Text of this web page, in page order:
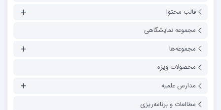
قالب محتوا
مجموعه نمایشگاهی
مجموعه‌ها
محصولات ویژه
مدارس علمیه
مطالعات و برنامه‌ریزی